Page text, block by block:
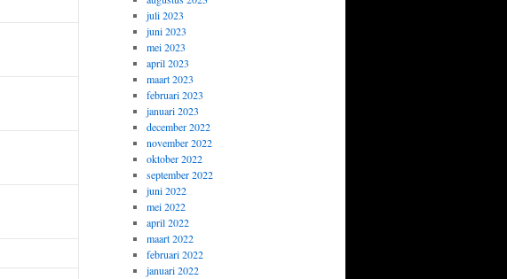
juli 2023
juni 2023
mei 2023
april 2023
maart 2023
februari 2023
januari 2023
december 2022
november 2022
oktober 2022
september 2022
juni 2022
mei 2022
april 2022
maart 2022
februari 2022
januari 2022